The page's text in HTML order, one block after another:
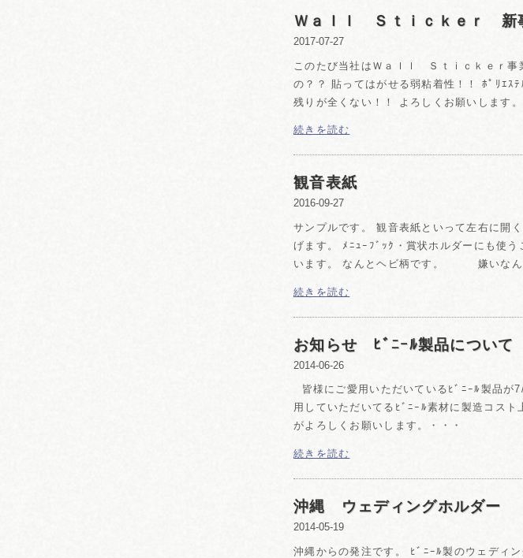
Ｗａｌｌ Ｓｔｉｃｋｅｒ 新
2017-07-27
このたび当社はＷａｌｌ Ｓｔｉｃｋｅｒ事
の？？ 貼ってはがせる弱粘着性！！ ﾎﾟﾘｴｽ
残りが全くない！！ よろしくお願いします。
続きを読む
観音表紙
2016-09-27
サンプルです。 観音表紙といって左右に開
げます。 ﾒﾆｭｰﾌﾞｯｸ・賞状ホルダーにも使
います。 なんとヘビ柄です。 嫌いなん
続きを読む
お知らせ ﾋﾞﾆｰﾙ製品について
2014-06-26
皆様にご愛用いただいているﾋﾞﾆｰﾙ製品が
用していただいてるﾋﾞﾆｰﾙ素材に製造コス
がよろしくお願いします。・・・
続きを読む
沖縄 ウェディングホルダー
2014-05-19
沖縄からの発注です。 ﾋﾞﾆｰﾙ製のウェディ